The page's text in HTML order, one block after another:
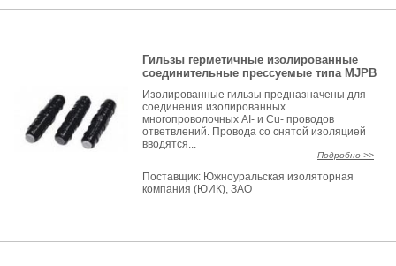
Гильзы герметичные изолированные
соединительные прессуемые типа MJPВ
Изолированные гильзы предназначены для
соединения изолированных
многопроволочных AI- и Cu- проводов
ответвлений. Провода со снятой изоляцией
вводятся...
Подробно >>
Поставщик: Южноуральская изоляторная
компания (ЮИК), ЗАО